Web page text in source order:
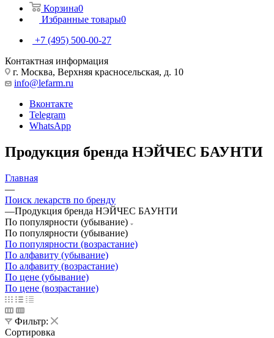
Корзина0
Избранные товары0
+7 (495) 500-00-27
Контактная информация
г. Москва, Верхняя красносельская, д. 10
info@lefarm.ru
Вконтакте
Telegram
WhatsApp
Продукция бренда НЭЙЧЕС БАУНТИ
Главная
—
Поиск лекарств по бренду
—Продукция бренда НЭЙЧЕС БАУНТИ
По популярности (убывание)
По популярности (убывание)
По популярности (возрастание)
По алфавиту (убывание)
По алфавиту (возрастание)
По цене (убывание)
По цене (возрастание)
Фильтр:
Сортировка